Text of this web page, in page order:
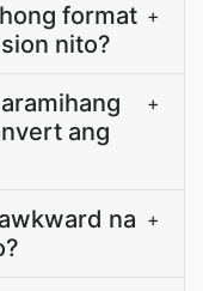
format
nito?
+
ang
+
na +